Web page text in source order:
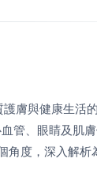
膚與健康生活
、眼睛及肌膚
角度，深入解